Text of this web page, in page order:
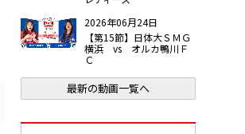
2026年06月24日
【第15節】日体大ＳＭＧ
横浜 vs オルカ鴨川Ｆ
Ｃ
最新の動画一覧へ